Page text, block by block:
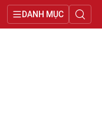
DANH MỤC